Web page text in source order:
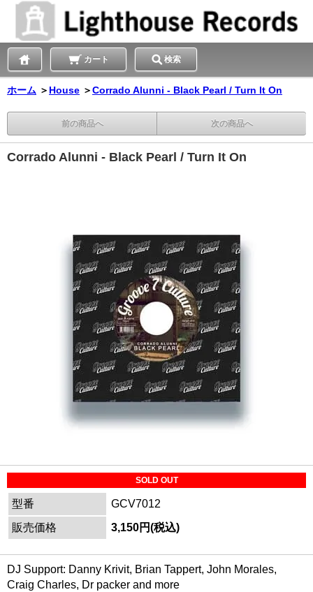
カート 検索
ホーム ＞ House ＞Corrado Alunni - Black Pearl / Turn It On
前の商品へ 次の商品へ
Corrado Alunni - Black Pearl / Turn It On
SOLD OUT
型番
GCV7012
販売価格
3,150円(税込)
DJ Support: Danny Krivit, Brian Tappert, John Morales,
Craig Charles, Dr packer and more